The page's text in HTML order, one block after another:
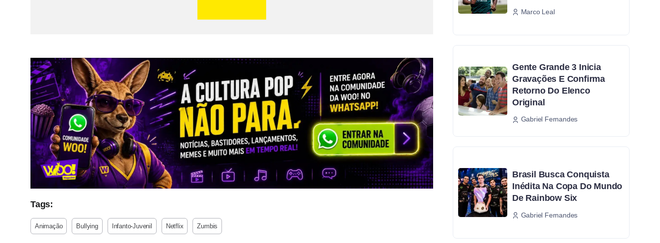
Tags:
Animação Bullying Infanto-Juvenil Netflix Zumbis
Marco Leal
Gente Grande 3 Inicia
Gravações E Confirma
Retorno Do Elenco
Original
Gabriel Fernandes
Brasil Busca Conquista
Inédita Na Copa Do Mundo
De Rainbow Six
Gabriel Fernandes